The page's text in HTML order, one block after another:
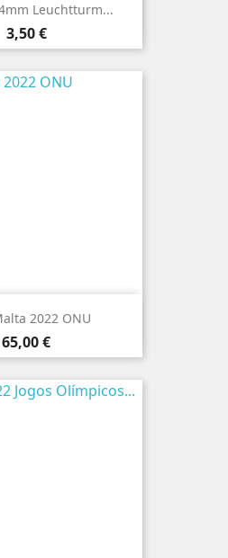
Leuchtturm...
Preço
3,50 €
2022 ONU
Preço
65,00 €